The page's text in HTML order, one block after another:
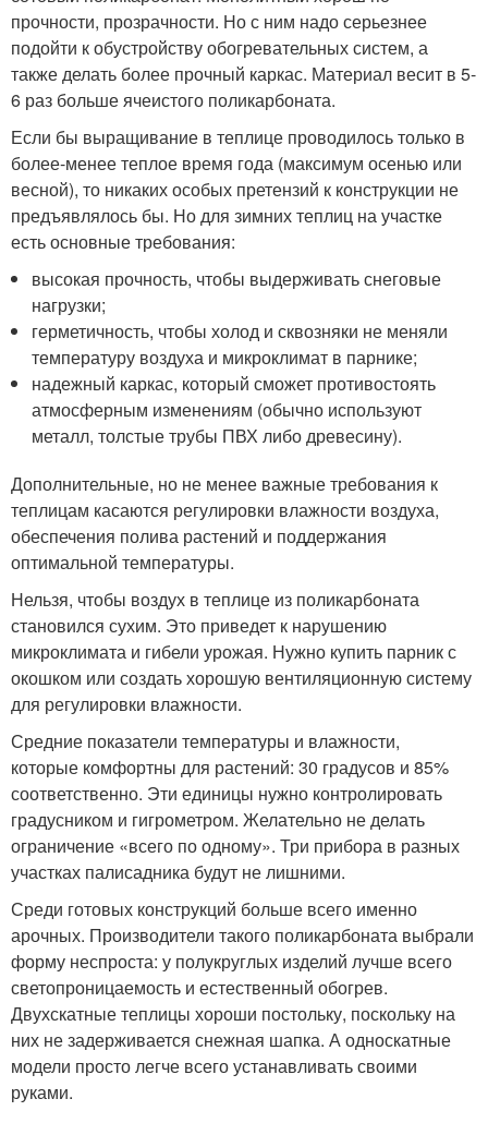
прочности, прозрачности. Но с ним надо серьезнее
подойти к обустройству обогревательных систем, а
также делать более прочный каркас. Материал весит в 5-
6 раз больше ячеистого поликарбоната.
Если бы выращивание в теплице проводилось только в
более-менее теплое время года (максимум осенью или
весной), то никаких особых претензий к конструкции не
предъявлялось бы. Но для зимних теплиц на участке
есть основные требования:
высокая прочность, чтобы выдерживать снеговые
нагрузки;
герметичность, чтобы холод и сквозняки не меняли
температуру воздуха и микроклимат в парнике;
надежный каркас, который сможет противостоять
атмосферным изменениям (обычно используют
металл, толстые трубы ПВХ либо древесину).
Дополнительные, но не менее важные требования к
теплицам касаются регулировки влажности воздуха,
обеспечения полива растений и поддержания
оптимальной температуры.
Нельзя, чтобы воздух в теплице из поликарбоната
становился сухим. Это приведет к нарушению
микроклимата и гибели урожая. Нужно купить парник с
окошком или создать хорошую вентиляционную систему
для регулировки влажности.
Средние показатели температуры и влажности,
которые комфортны для растений: 30 градусов и 85%
соответственно. Эти единицы нужно контролировать
градусником и гигрометром. Желательно не делать
ограничение «всего по одному». Три прибора в разных
участках палисадника будут не лишними.
Среди готовых конструкций больше всего именно
арочных. Производители такого поликарбоната выбрали
форму неспроста: у полукруглых изделий лучше всего
светопроницаемость и естественный обогрев.
Двухскатные теплицы хороши постольку, поскольку на
них не задерживается снежная шапка. А односкатные
модели просто легче всего устанавливать своими
руками.